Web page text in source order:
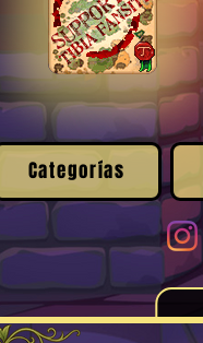
Categorías